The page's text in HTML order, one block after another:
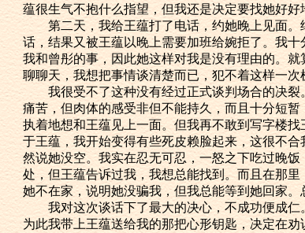
蕴很生气不抱什么指望，但我还是决定要找她好好
第二天，我给王蕴打了电话，约她晚上见面。
话，结果又被王蕴以晚上需要加班给婉拒了。我
我和曾彤的事，因此她这样对我是没有理由的。
聊聊天，我想把事情谈清楚而已，犯不着这样一次
我很受不了这种没有经过正式谈判场合的决裂
痛苦，但肉体的感受非但不能持久，而且十分短
执着地想和王蕴见上一面。但我再不敢到写字楼
于王蕴，我开始变得有些死皮赖脸起来，这很不
然说她没空。我实在忍无可忍，一怒之下吃过晚
处，但王蕴告诉过我，我想总能找到。而且在那
她不在家，说明她没骗我，但我总能等到她回家
我对这次谈话下了最大的决心，不成功便成仁
为此我带上王蕴送给我的那把心形钥匙，决定在